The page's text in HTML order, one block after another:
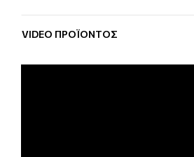
VIDEO ΠΡΟΪΌΝΤΟΣ